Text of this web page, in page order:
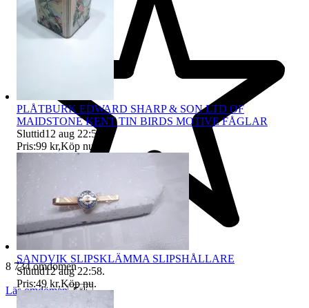
8 734 omdömen
Läs omdömen Följ
PLÅTBURK EDWARD SHARP & SON LTD OF
MAIDSTONE KENT TIN BIRDS MOTIVE FÅGLAR
Sluttid12 aug 22:56
Pris:99 kr,Köp nu
SANDVIK SLIPSKLÄMMA SLIPSHÅLLARE
Sluttid12 aug 22:58.
Pris:49 kr,Köp nu.